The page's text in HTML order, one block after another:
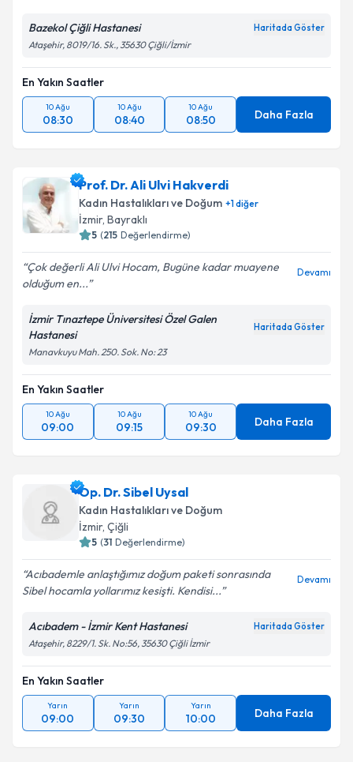
Bazekol Çiğli Hastanesi Haritada Göster
Ataşehir, 8019/16. Sk., 35630 Çiğli/İzmir
En Yakın Saatler
10 Ağu
08:30
10 Ağu
08:40
10 Ağu
08:50 Daha Fazla
Prof. Dr. Ali Ulvi Hakverdi
Kadın Hastalıkları ve Doğum +1diğer
İzmir, Bayraklı
5 (215 Değerlendirme)
Çok değerli Ali Ulvi Hocam, Bugüne kadar muayene
olduğum en...
Devamı
İzmir Tınaztepe Üniversitesi Özel Galen
Hastanesi
Haritada Göster
Manavkuyu Mah. 250. Sok. No: 23
En Yakın Saatler
10 Ağu
09:00
10 Ağu
09:15
10 Ağu
09:30 Daha Fazla
Op. Dr. Sibel Uysal
Kadın Hastalıkları ve Doğum
İzmir, Çiğli
5 (31 Değerlendirme)
Acıbademle anlaştığımız doğum paketi sonrasında
Sibel hocamla yollarımız kesişti. Kendisi...
Devamı
Acıbadem - İzmir Kent Hastanesi Haritada Göster
Ataşehir, 8229/1. Sk. No:56, 35630 Çiğli İzmir
En Yakın Saatler
Yarın
09:00
Yarın
09:30
Yarın
10:00 Daha Fazla